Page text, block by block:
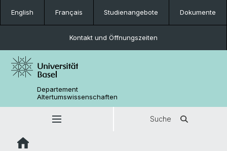
English Français Studienangebote Dokumente
Kontakt und Öffnungszeiten
Departement
Altertumswissenschaften
Suche